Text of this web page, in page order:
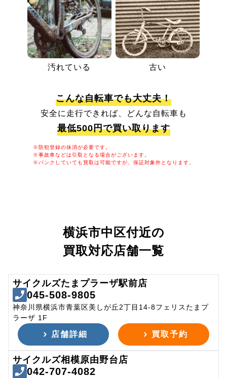
汚れている 古い
こんな自転車でも大丈夫！
安全に走行できれば、どんな自転車も
最低500円で買い取ります
※防犯登録の抹消が必要です。
※事故車などは引取となる場合がございます。
※パンクしていても買取は可能ですが、保証対象外となります。
横浜市中区付近の
買取対応店舗一覧
サイクルズたまプラーザ駅前店
045-508-9805
神奈川県横浜市青葉区美しが丘2丁目14-8フェリスたまプ
ラーザ 1F
店舗詳細 買取予約
サイクルズ相模原由野台店
042-707-4082